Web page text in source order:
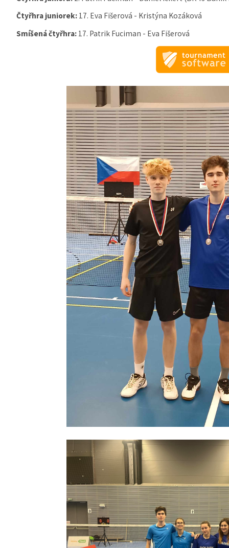
Čtyřhra juniorek: 17. Eva Fišerová - Kristýna Kozáková
Smíšená čtyřhra: 17. Patrik Fuciman - Eva Fišerová